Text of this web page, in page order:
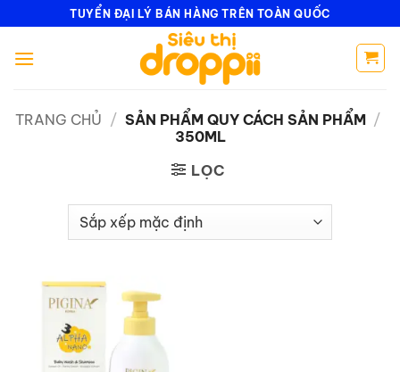
qua
nội
TUYỂN ĐẠI LÝ BÁN HÀNG TRÊN TOÀN QUỐC
TRANG CHỦ / SẢN PHẨM QUY CÁCH SẢN PHẨM /
350ML
LỌC